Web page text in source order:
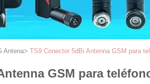
Antena> TS9 Conector 5dBi Antenna GSM para
GSM para